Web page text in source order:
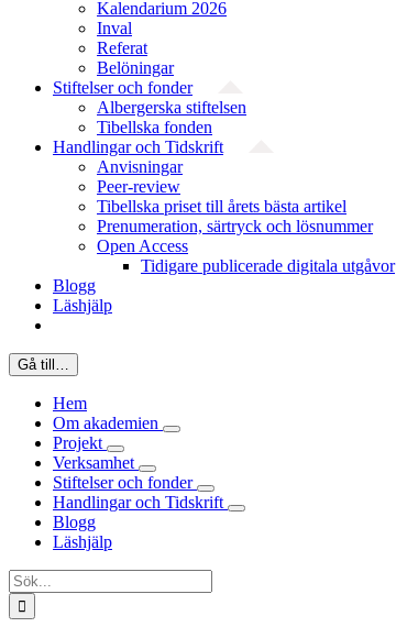
Kalendarium 2026
Inval
Referat
Belöningar
Stiftelser och fonder
Albergerska stiftelsen
Tibellska fonden
Handlingar och Tidskrift
Anvisningar
Peer-review
Tibellska priset till årets bästa artikel
Prenumeration, särtryck och lösnummer
Open Access
Tidigare publicerade digitala utgåvor
Blogg
Läshjälp
Gå till…
Hem
Om akademien
Projekt
Verksamhet
Stiftelser och fonder
Handlingar och Tidskrift
Blogg
Läshjälp
Sök
efter: